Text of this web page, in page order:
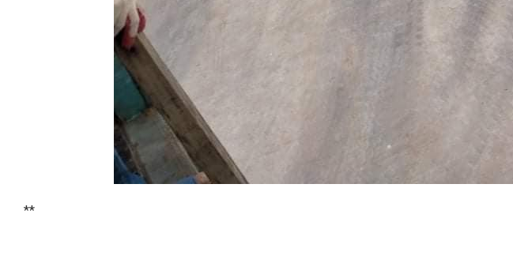
**